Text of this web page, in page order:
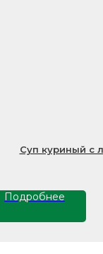
Суп куриный с
Подробнее